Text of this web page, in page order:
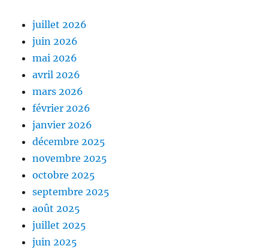
juillet 2026
juin 2026
mai 2026
avril 2026
mars 2026
février 2026
janvier 2026
décembre 2025
novembre 2025
octobre 2025
septembre 2025
août 2025
juillet 2025
juin 2025